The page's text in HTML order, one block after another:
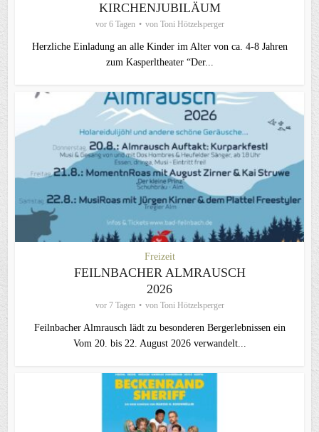
KIRCHENJUBILÄUM
vor 6 Tagen von Toni Hötzelsperger
Herzliche Einladung an alle Kinder im Alter von ca. 4-8 Jahren
zum Kasperltheater “Der...
Freizeit
FEILNBACHER ALMRAUSCH
2026
vor 7 Tagen von Toni Hötzelsperger
Feilnbacher Almrausch lädt zu besonderen Bergerlebnissen ein
Vom 20. bis 22. August 2026 verwandelt...